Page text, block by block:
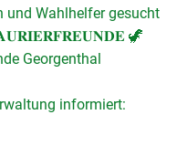
und Wahlhelfer gesucht
🦖
Georgenthal
informiert: